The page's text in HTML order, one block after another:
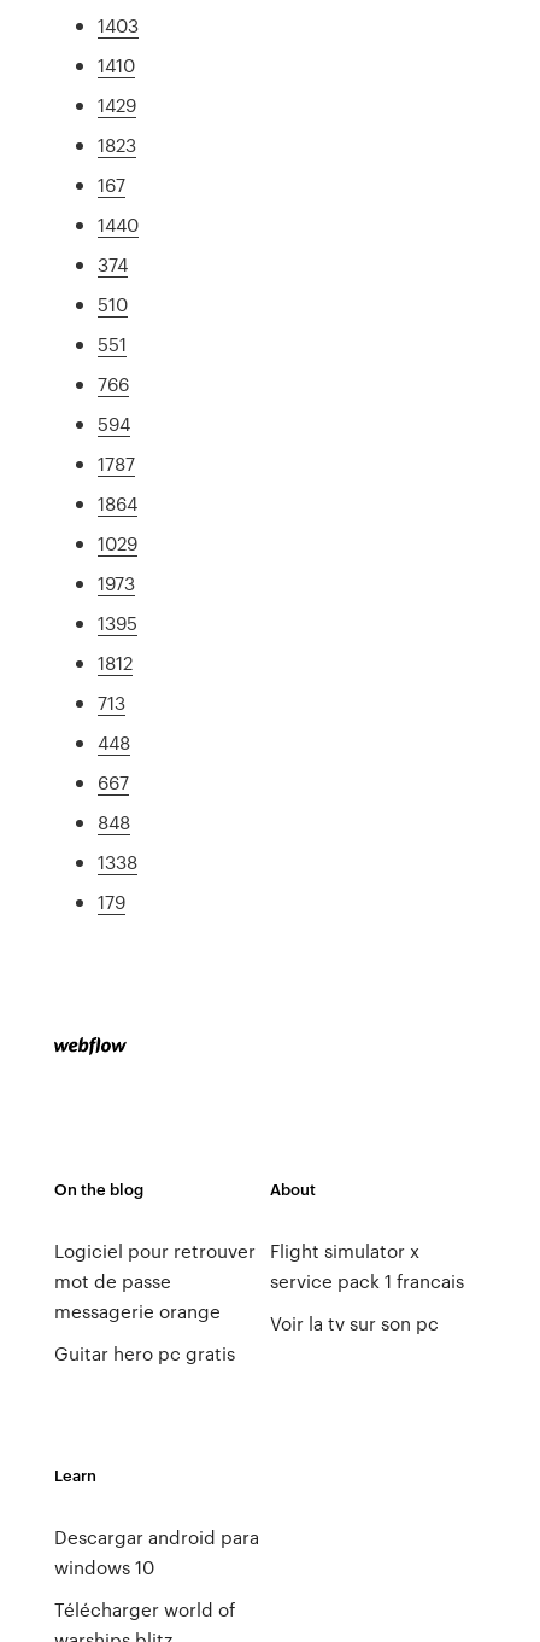
1403
1410
1429
1823
167
1440
374
510
551
766
594
1787
1864
1029
1973
1395
1812
713
448
667
848
1338
179
On the blog
Logiciel pour retrouver
mot de passe
messagerie orange
Guitar hero pc gratis
About
Flight simulator x
service pack 1 francais
Voir la tv sur son pc
Learn
Descargar android para
windows 10
Télécharger world of